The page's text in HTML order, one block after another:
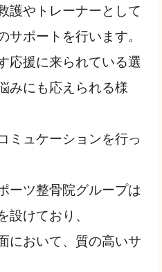
護やトレーナーとして
サポートを行います。
応援に来られている選
みにも応えられる様
ミュケーションを行っ
ーツ整骨院グループは
設けており、
において、質の高いサ